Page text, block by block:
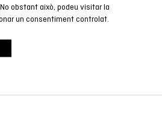
obstant això, podeu visitar la
un consentiment controlat.